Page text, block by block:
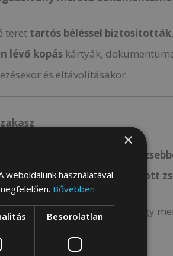
teret tartós béléssel biztosították
lévő kopás kártyák,
és eltávolításakor.
helyezhet 1 cipzáras
bankjegyek számára nyitott
lehetővé teszi, hogy nagy
×
weboldalunk használatával
Bővebben
Besorolatlan